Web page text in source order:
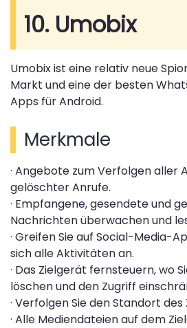
10. Umobix
Umobix ist eine relativ neue
Markt und eine der besten
Apps für Android.
Merkmale
· Angebote zum Verfolgen aller
gelöschter Anrufe.
· Empfangene, gesendete und
Nachrichten überwachen und
· Greifen Sie auf Social-Media-
sich alle Aktivitäten an.
· Das Zielgerät fernsteuern, wo
löschen und den Zugriff
· Verfolgen Sie den Standort des
· Alle Mediendateien auf dem